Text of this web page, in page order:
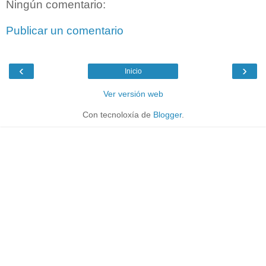
Ningún comentario:
Publicar un comentario
‹ ›
Inicio
Ver versión web
Con tecnoloxía de Blogger.